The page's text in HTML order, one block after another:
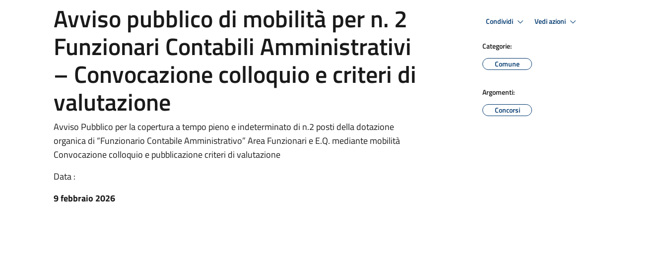
Avviso pubblico di mobilità per n. 2
Funzionari Contabili Amministrativi
– Convocazione colloquio e criteri di
valutazione
Avviso Pubblico per la copertura a tempo pieno e indeterminato di n.2 posti della dotazione
organica di “Funzionario Contabile Amministrativo” Area Funzionari e E.Q. mediante mobilità
Convocazione colloquio e pubblicazione criteri di valutazione
Data :
9 febbraio 2026
Condividi Vedi azioni
Categorie:
Comune
Argomenti:
Concorsi